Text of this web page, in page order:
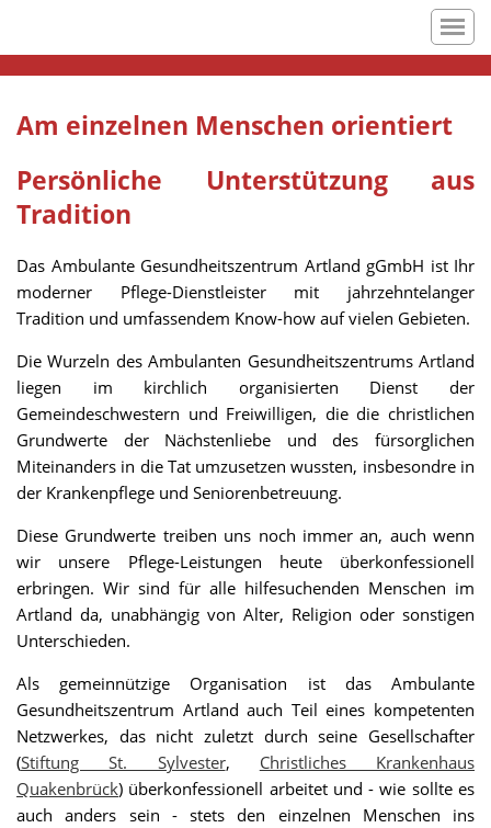
Am einzelnen Menschen orientiert
Persönliche Unterstützung aus
Tradition
Das Ambulante Gesundheitszentrum Artland gGmbH ist Ihr
moderner Pflege-Dienstleister mit jahrzehntelanger
Tradition und umfassendem Know-how auf vielen Gebieten.
Die Wurzeln des Ambulanten Gesundheitszentrums Artland
liegen im kirchlich organisierten Dienst der
Gemeindeschwestern und Freiwilligen, die die christlichen
Grundwerte der Nächstenliebe und des fürsorglichen
Miteinanders in die Tat umzusetzen wussten, insbesondre in
der Krankenpflege und Seniorenbetreuung.
Diese Grundwerte treiben uns noch immer an, auch wenn
wir unsere Pflege-Leistungen heute überkonfessionell
erbringen. Wir sind für alle hilfesuchenden Menschen im
Artland da, unabhängig von Alter, Religion oder sonstigen
Unterschieden.
Als gemeinnützige Organisation ist das Ambulante
Gesundheitszentrum Artland auch Teil eines kompetenten
Netzwerkes, das nicht zuletzt durch seine Gesellschafter
(Stiftung St. Sylvester, Christliches Krankenhaus
Quakenbrück) überkonfessionell arbeitet und - wie sollte es
auch anders sein - stets den einzelnen Menschen ins